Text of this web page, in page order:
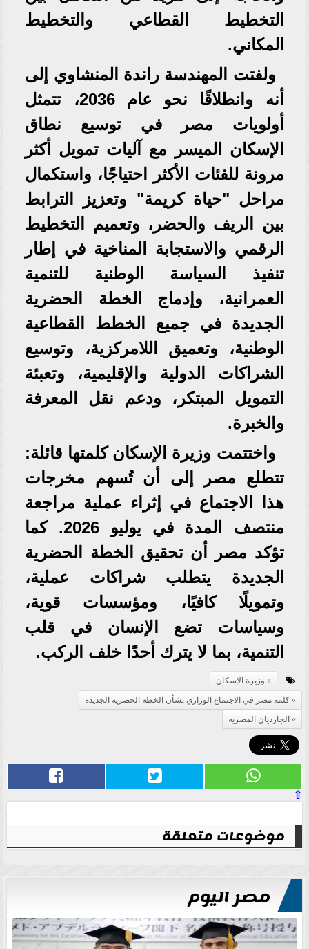
التخطيط القطاعي والتخطيط
المكاني.
ولفتت المهندسة راندة المنشاوي إلى
أنه وانطلاقًا نحو عام 2036، تتمثل
أولويات مصر في توسيع نطاق
الإسكان الميسر مع آليات تمويل أكثر
مرونة للفئات الأكثر احتياجًا، واستكمال
مراحل "حياة كريمة" وتعزيز الترابط
بين الريف والحضر، وتعميم التخطيط
الرقمي والاستجابة المناخية في إطار
تنفيذ السياسة الوطنية للتنمية
العمرانية، وإدماج الخطة الحضرية
الجديدة في جميع الخطط القطاعية
الوطنية، وتعميق اللامركزية، وتوسيع
الشراكات الدولية والإقليمية، وتعبئة
التمويل المبتكر، ودعم نقل المعرفة
والخبرة.
واختتمت وزيرة الإسكان كلمتها قائلة:
تتطلع مصر إلى أن تُسهم مخرجات
هذا الاجتماع في إثراء عملية مراجعة
منتصف المدة في يوليو 2026. كما
تؤكد مصر أن تحقيق الخطة الحضرية
الجديدة يتطلب شراكات عملية،
وتمويلًا كافيًا، ومؤسسات قوية،
وسياسات تضع الإنسان في قلب
التنمية، بما لا يترك أحدًا خلف الركب.
وزيرة الإسكان
كلمة مصر في الاجتماع الوزاري بشأن الخطة الحضرية الجديدة
الجارديان المصريه
⇧
موضوعات متعلقة
مصر اليوم